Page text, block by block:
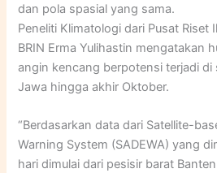
dan pola spasial yang sama.
Peneliti Klimatologi dari Pusat Riset
BRIN Erma Yulihastin mengatakan
angin kencang berpotensi terjadi di
Jawa hingga akhir Oktober.
“Berdasarkan data dari Satellite-
Warning System (SADEWA) yang
hari dimulai dari pesisir barat